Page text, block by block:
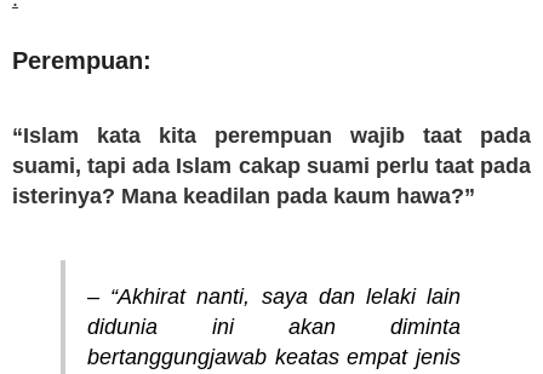
Perempuan:
“Islam kata kita perempuan wajib taat pada
suami, tapi ada Islam cakap suami perlu taat pada
isterinya? Mana keadilan pada kaum hawa?”
– “Akhirat nanti, saya dan lelaki lain
didunia ini akan diminta
bertanggungjawab keatas empat jenis